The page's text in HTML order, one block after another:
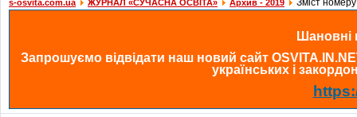
s-osvita.com.ua ЖУРНАЛ «СУЧАСНА ОСВІТА» Архив - 2019 Зміст
Шановні
Запрошуємо відвідати наш новий сайт
українських і